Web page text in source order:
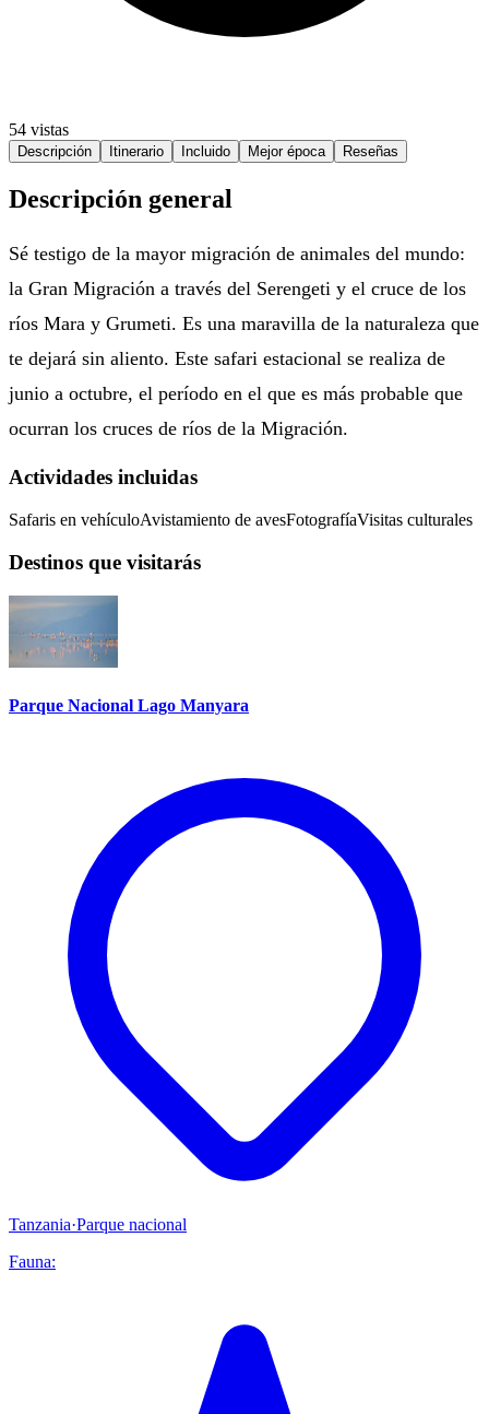
54 vistas
Descripción Itinerario Incluido Mejor época Reseñas
Descripción general
Sé testigo de la mayor migración de animales del mundo:
la Gran Migración a través del Serengeti y el cruce de los
ríos Mara y Grumeti. Es una maravilla de la naturaleza que
te dejará sin aliento. Este safari estacional se realiza de
junio a octubre, el período en el que es más probable que
ocurran los cruces de ríos de la Migración.
Actividades incluidas
Safaris en vehículoAvistamiento de avesFotografíaVisitas culturales
Destinos que visitarás
Parque Nacional Lago Manyara
Tanzania·Parque nacional
Fauna: